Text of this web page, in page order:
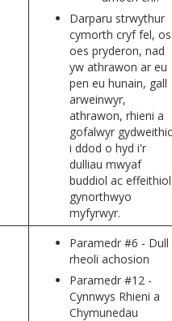
Darparu strwythur
cymorth cryf fel, os
oes pryderon, nad
yw athrawon ar eu
pen eu hunain, gall
arweinwyr,
athrawon, rhieni a
gofalwyr
i ddod o hyd i'r
dulliau mwyaf
buddiol ac
gynorthwyo
myfyrwyr.
Paramedr #6 - Dull
rheoli achosion
Paramedr #12 -
Cynnwys Rhieni a
Chymunedau